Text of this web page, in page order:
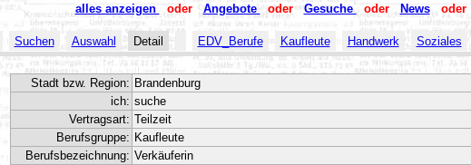
alles anzeigen oder Angebote oder Gesuche oder Newsoder
Suchen Auswahl Detail EDV_Berufe Kaufleute Handwerk Soziales
Stadt bzw. Region: Brandenburg
ich: suche
Vertragsart: Teilzeit
Berufsgruppe: Kaufleute
Berufsbezeichnung: Verkäuferin